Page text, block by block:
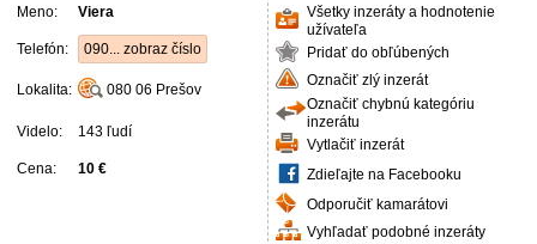
Meno: Viera
Telefón: 090... zobraz číslo
Lokalita: 080 06 Prešov
Videlo: 143 ľudí
Cena: 10 €
Všetky inzeráty a hodnotenie
užívateľa
Pridať do obľúbených
Označiť zlý inzerát
Označiť chybnú kategóriu
inzerátu
Vytlačiť inzerát
Zdieľajte na Facebooku
Odporučiť kamarátovi
Vyhľadať podobné inzeráty